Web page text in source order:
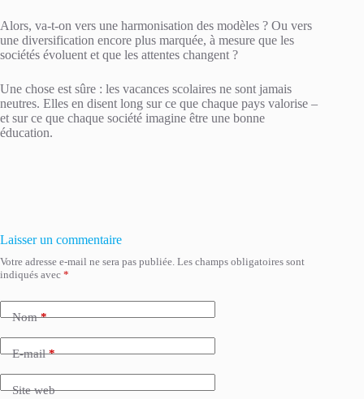
Alors, va-t-on vers une harmonisation des modèles ? Ou vers
une diversification encore plus marquée, à mesure que les
sociétés évoluent et que les attentes changent ?
Une chose est sûre : les vacances scolaires ne sont jamais
neutres. Elles en disent long sur ce que chaque pays valorise –
et sur ce que chaque société imagine être une bonne
éducation.
Laisser un commentaire
Votre adresse e-mail ne sera pas publiée. Les champs obligatoires sont
indiqués avec *
Nom*
E-mail*
Site web